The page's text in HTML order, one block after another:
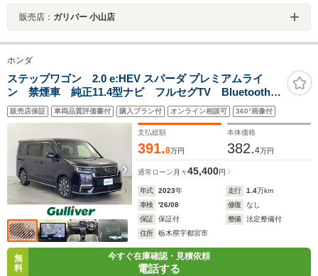
販売店： ガリバー 小山店
ホンダ
ステップワゴン 2.0 e:HEV スパーダ プレミアムライ
ン 禁煙車 純正11.4型ナビ フルセグTV Bluetooth
ホンダセンシング 全周囲カメラ 両側電動 シートヒ
ータ ETC 前後ドラレコ LEDヘッドランプ ドアバ
販売店保証 車両品質評価書付 購入プラン付 オンライン相談可 360°画像付
支払総額
391.8万円
本体価格
382.4万円
通常ローン 月々45,400円
年式 2023年 走行 1.4万km
車検
'26/08 修復
なし
保証
保証付 整備
法定整備付
住所
栃木県宇都宮市
無
料
今すぐ在庫確認・見積依頼
電話する